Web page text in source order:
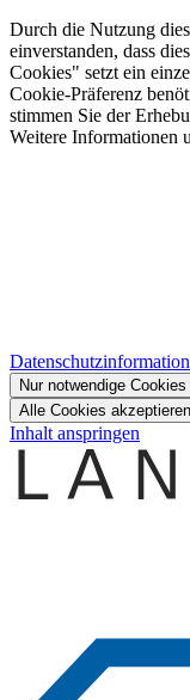
Durch die Nutzung
einverstanden, dass
Cookies" setzt ein
Cookie-Präferenz
stimmen Sie der
Weitere Informationen
Nur notwendige Cookies
Alle Cookies akzeptieren
Inhalt anspringen